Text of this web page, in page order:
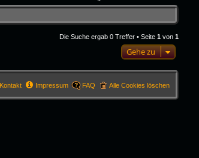
Die Suche ergab 0 Treffer • Seite1 von1
Gehe zu
Alle Cookies löschen
FAQ
Impressum
Kontakt